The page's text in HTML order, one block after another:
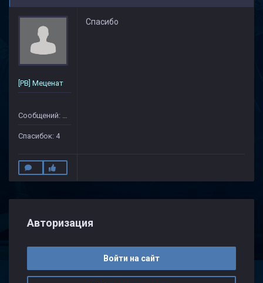
[PB] Меценат
Сообщений: 79
Спасибок: 4
Спасибо
Авторизация
Войти на сайт